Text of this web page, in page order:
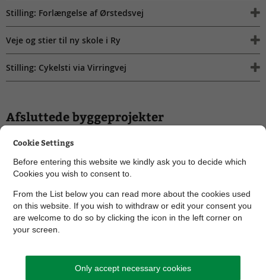
Stilling: Forlængelse af Ørstedsvej
Veje og stier til ny skole i Ry
Stilling: Cykelsti via Virringvej
Afsluttede byggeprojekter
Her kan du se de nogle af de veje og stier, vi har taget i brug
Fold alle ud
Forbedret Blegindvej i Hørning
Bedre trafik og forplads ved Skanderborg Station
Cookie Settings
Before entering this website we kindly ask you to decide which
Cookies you wish to consent to.
From the List below you can read more about the cookies used
on this website. If you wish to withdraw or edit your consent you
are welcome to do so by clicking the icon in the left corner on
your screen.
Only accept necessary cookies